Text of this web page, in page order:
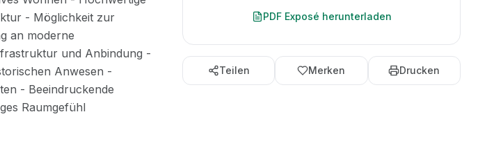
PDF Exposé herunterladen
Teilen Merken Drucken